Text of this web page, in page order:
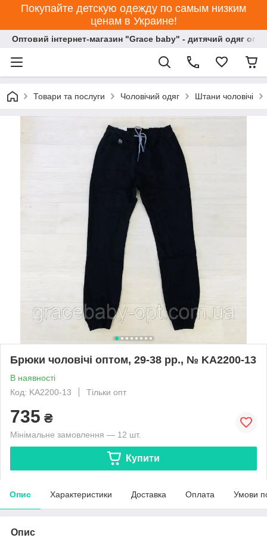
Покупайте детскую одежду по самым низким
ценам в Украине!
Оптовий інтернет-магазин "Grace baby" - дитячий одяг
Товари та послуги Чоловічий одяг Штани чоловічі
Брюки чоловічі оптом, 29-38 рр., № KA2200-13
В наявності
Код: KA2200-13
Тільки опт
735 ₴
Мінімальне замовлення — 12 шт.
Купити
Опис Характеристики Доставка Оплата Умови
Опис